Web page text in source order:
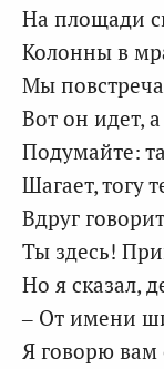
На площади
Колонны в
Мы
Вот он идет,
Подумайте:
Шагает, тогу
Вдруг
Ты здесь!
Но я сказал,
– От имени
Я говорю вам